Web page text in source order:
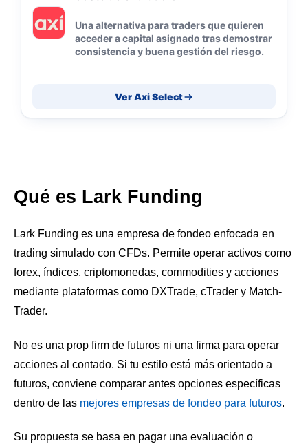
Una alternativa para traders que quieren
acceder a capital asignado tras demostrar
consistencia y buena gestión del riesgo.
Ver Axi Select
Qué es Lark Funding
Lark Funding es una empresa de fondeo enfocada en
trading simulado con CFDs. Permite operar activos como
forex, índices, criptomonedas, commodities y acciones
mediante plataformas como DXTrade, cTrader y Match-
Trader.
No es una prop firm de futuros ni una firma para operar
acciones al contado. Si tu estilo está más orientado a
futuros, conviene comparar antes opciones específicas
dentro de las mejores empresas de fondeo para futuros.
Su propuesta se basa en pagar una evaluación o